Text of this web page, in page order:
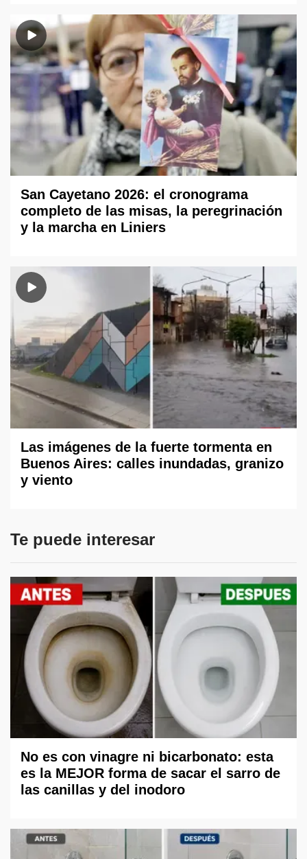
San Cayetano 2026: el cronograma
completo de las misas, la peregrinación
y la marcha en Liniers
Las imágenes de la fuerte tormenta en
Buenos Aires: calles inundadas, granizo
y viento
Te puede interesar
No es con vinagre ni bicarbonato: esta
es la MEJOR forma de sacar el sarro de
las canillas y del inodoro